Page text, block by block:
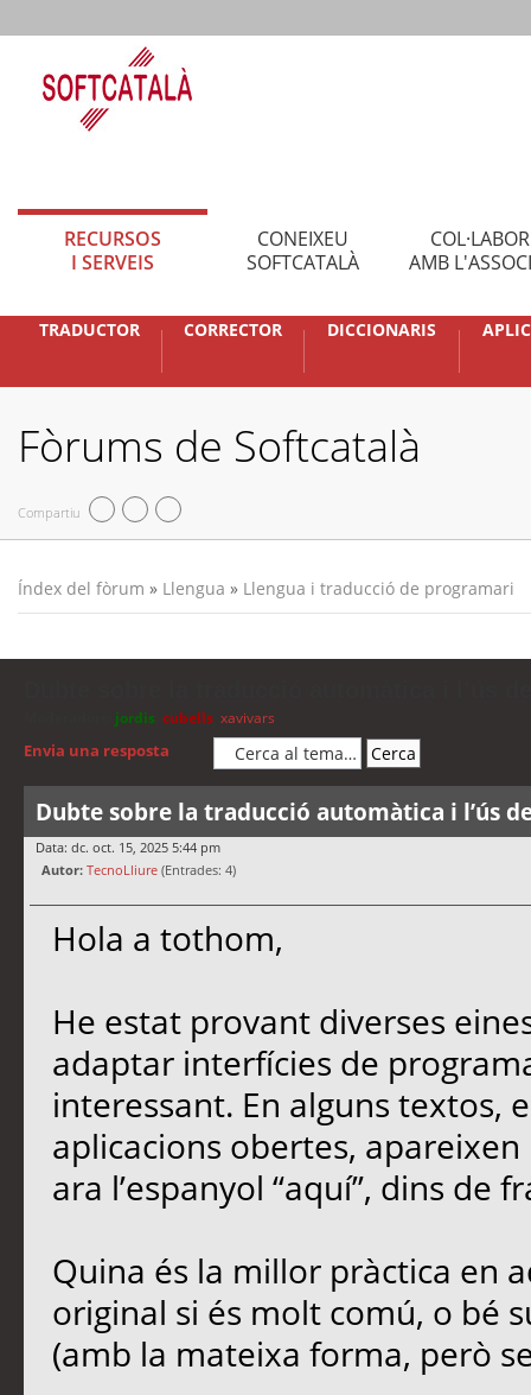
RECURSOS
I SERVEIS
CONEIXEU
SOFTCATALÀ
AMB
TRADUCTOR CORRECTOR DICCIONARIS
Fòrums de Softcatalà
Compartiu
Índex del fòrum » Llengua » Llengua i traducció de programari
jordis cubells xavivars
Envia una resposta
Dubte sobre la traducció automàtica i l’ús
Data: dc. oct. 15, 2025 5:44 pm
Autor: TecnoLliure (Entrades: 4)
Hola a tothom,
He estat provant diverses
adaptar interfícies de
interessant. En alguns textos,
aplicacions obertes,
ara l’espanyol “aquí”, dins de
Quina és la millor pràctica en
original si és molt comú, o bé
(amb la mateixa forma, però